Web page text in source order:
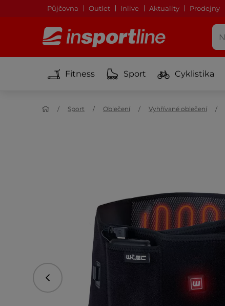
Půjčovna Outlet Inlive Aktuality Prodejny
Fitness Sport Cyklistika
Sport Oblečení Vyhřívané oblečení
Předchozí